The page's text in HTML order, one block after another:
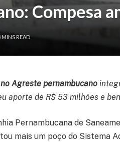
Compesa
MINS READ
Agreste pernambucano
aporte de R$ 53 milhões e
Pernambucana de
mais um poço do Sistema